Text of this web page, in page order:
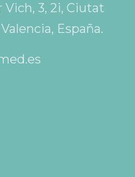
3, 2i, Ciutat
España.